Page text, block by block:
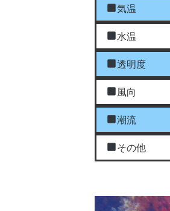
気温
水温
透明度
風向
潮流
その他